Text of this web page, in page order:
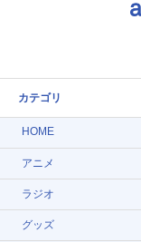
カテゴリ
HOME
アニメ
ラジオ
グッズ